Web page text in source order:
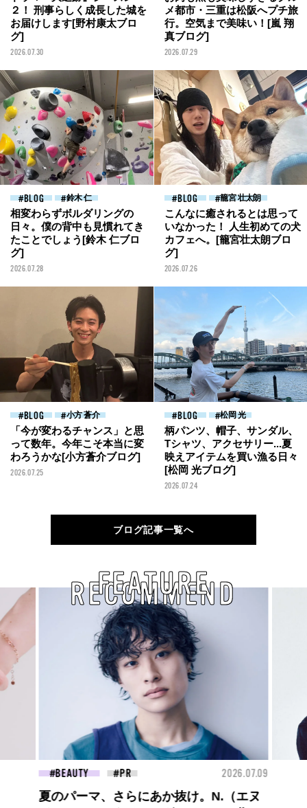
２！ 刑事らしく成長した城を
お届けします[野村康太ブロ
グ]
2026.07.30
メ都市・三重は松阪へプチ旅
行。空気まで美味い！[嵐 翔
真ブログ]
2026.07.29
BLOG 鈴木 仁
相変わらずボルダリングの
日々。僕の背中も見慣れてき
たことでしょう[鈴木 仁ブロ
グ]
2026.07.28
BLOG 籠宮 壮太朗
こんなに癒されるとは思って
いなかった！ 人生初めての犬
カフェへ。[籠宮壮太朗ブロ
グ]
2026.07.26
BLOG 小方 蒼介
「今が変わるチャンス」と思
って数年。今年こそ本当に変
わろうかな[小方蒼介ブログ]
2026.07.25
BLOG 松岡 光
柄パンツ、帽子、サンダル、
Tシャツ、アクセサリー...夏
映えアイテムを買い漁る日々
[松岡 光ブログ]
2026.07.24
ブログ記事一覧へ
RECOMMEND
FEATURE
FASHION 2026.07.09
【PRADA × NI-KI(ENHYPEN)】時をかけ